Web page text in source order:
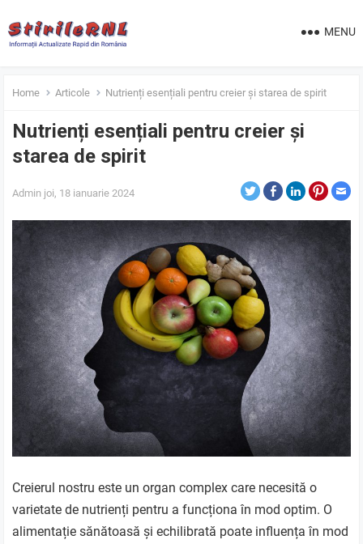
MENU
Home Articole Nutrienți esențiali pentru creier și starea de spirit
Nutrienți esențiali pentru creier și
starea de spirit
Admin joi, 18 ianuarie 2024
Creierul nostru este un organ complex care necesită o
varietate de nutrienți pentru a funcționa în mod optim. O
alimentație sănătoasă și echilibrată poate influența în mod